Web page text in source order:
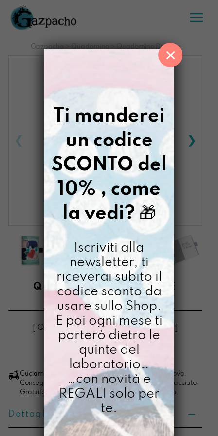
Salta
contenuto
Gazpacho> Quadernino> Quadernino Duende
QUADERNINO DUENDE
€ 24,00
[ Quadernino Quadernino: 9,5 X 15 cm ]
Quadernino
Duende
quantità
LO VOGLIO
Cuciamo ogni ordine nel nostro laboratorio di Padova.
Consegna in 4/5 giorni lavorativi, pacco sempre tracciato.
Gratuita per ordini di importo superiore ai 100 euro.
Dettagli prodotto
Ti manderei
un codice
SCONTO del
10% , come
la vedi? 🎁
Iscriviti alla
newsletter, ti
riceverai subito il
codice sconto da
usare sullo Shop.
E poi ogni mese ti
porterò dietro le
quinte del
laboratorio…
…con novità e
REGALI solo per
te.
×